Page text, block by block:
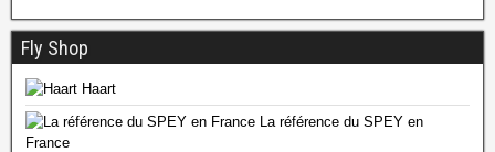
Fly Shop
Haart
La référence du SPEY en
France